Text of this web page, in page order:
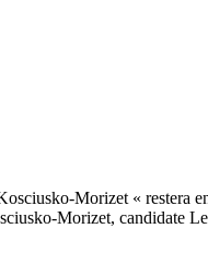
Morizet, candidate